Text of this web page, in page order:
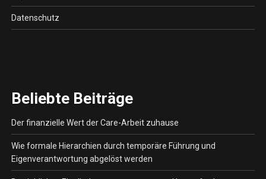
Datenschutz
Beliebte Beiträge
Der finanzielle Wert der Care-Arbeit zuhause
Wie formale Hierarchien durch temporäre Führung und
Eigenverantwortung abgelöst werden